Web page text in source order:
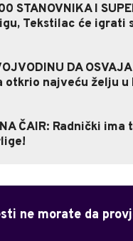
STANOVNIKA I
Tekstilac će igrati
DA
otkrio najveću želju u
ČAIR: Radnički ima
ne morate da